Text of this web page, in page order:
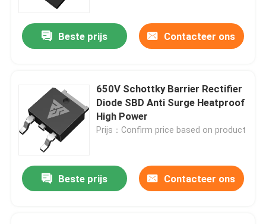
Thuis
Over ons
Fabriekstocht
Kwaliteitscontrole
Beste prijs Contacteer ons
650V Schottky Barrier Rectifier
Diode SBD Anti Surge Heatproof
High Power
Prijs：Confirm price based on product
Beste prijs Contacteer ons